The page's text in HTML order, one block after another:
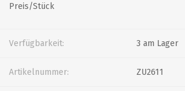
Preis/Stück
Verfügbarkeit: 3 am Lager
Artikelnummer: ZU2611